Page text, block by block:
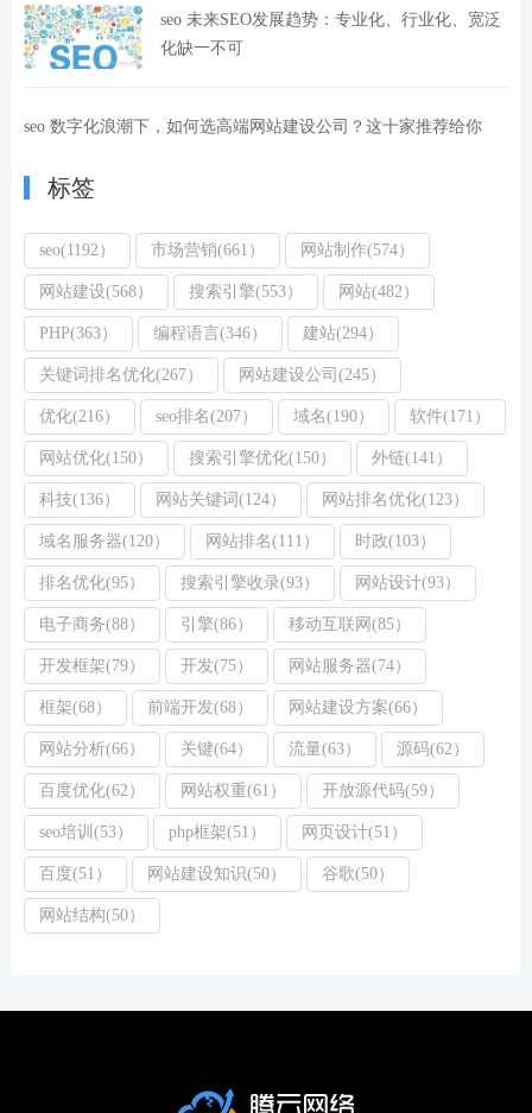
seo 未来SEO发展趋势：专业化、行业化、宽泛
化缺一不可
seo 数字化浪潮下，如何选高端网站建设公司？这十家推荐给你
标签
seo(1192） 市场营销(661） 网站制作(574）
网站建设(568） 搜索引擎(553） 网站(482）
PHP(363） 编程语言(346） 建站(294）
关键词排名优化(267） 网站建设公司(245）
优化(216） seo排名(207） 域名(190） 软件(171）
网站优化(150） 搜索引擎优化(150） 外链(141）
科技(136） 网站关键词(124） 网站排名优化(123）
域名服务器(120） 网站排名(111） 时政(103）
排名优化(95） 搜索引擎收录(93） 网站设计(93）
电子商务(88） 引擎(86） 移动互联网(85）
开发框架(79） 开发(75） 网站服务器(74）
框架(68） 前端开发(68） 网站建设方案(66）
网站分析(66） 关键(64） 流量(63） 源码(62）
百度优化(62） 网站权重(61） 开放源代码(59）
seo培训(53） php框架(51） 网页设计(51）
百度(51） 网站建设知识(50） 谷歌(50）
网站结构(50）